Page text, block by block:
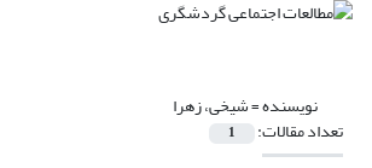
نویسنده =شیخی، زهرا
تعداد مقالات: 1